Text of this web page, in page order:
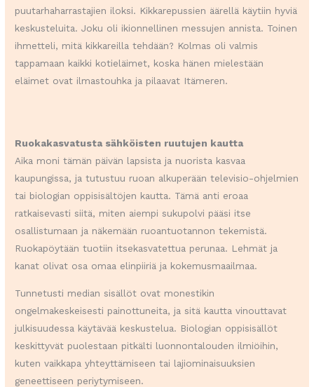
puutarhaharrastajien iloksi. Kikkarepussien äärellä käytiin hyviä
keskusteluita. Joku oli ikionnellinen messujen annista. Toinen
ihmetteli, mitä kikkareilla tehdään? Kolmas oli valmis
tappamaan kaikki kotieläimet, koska hänen mielestään
eläimet ovat ilmastouhka ja pilaavat Itämeren.
Ruokakasvatusta sähköisten ruutujen kautta
Aika moni tämän päivän lapsista ja nuorista kasvaa
kaupungissa, ja tutustuu ruoan alkuperään televisio-ohjelmien
tai biologian oppisisältöjen kautta. Tämä anti eroaa
ratkaisevasti siitä, miten aiempi sukupolvi pääsi itse
osallistumaan ja näkemään ruoantuotannon tekemistä.
Ruokapöytään tuotiin itsekasvatettua perunaa. Lehmät ja
kanat olivat osa omaa elinpiiriä ja kokemusmaailmaa.
Tunnetusti median sisällöt ovat monestikin
ongelmakeskeisesti painottuneita, ja sitä kautta vinouttavat
julkisuudessa käytävää keskustelua. Biologian oppisisällöt
keskittyvät puolestaan pitkälti luonnontalouden ilmiöihin,
kuten vaikkapa yhteyttämiseen tai lajiominaisuuksien
geneettiseen periytymiseen.